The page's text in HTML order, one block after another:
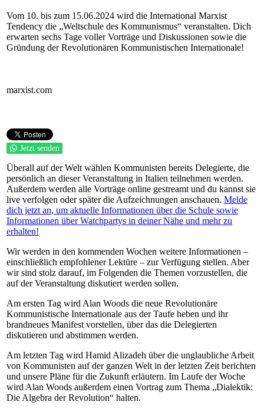
Vom 10. bis zum 15.06.2024 wird die International Marxist
Tendency die „Weltschule des Kommunismus“ veranstalten. Dich
erwarten sechs Tage voller Vorträge und Diskussionen sowie die
Gründung der Revolutionären Kommunistischen Internationale!
marxist.com
Jetzt senden
Überall auf der Welt wählen Kommunisten bereits Delegierte, die
persönlich an dieser Veranstaltung in Italien teilnehmen werden.
Außerdem werden alle Vorträge online gestreamt und du kannst sie
live verfolgen oder später die Aufzeichnungen anschauen. Melde
dich jetzt an, um aktuelle Informationen über die Schule sowie
Informationen über Watchpartys in deiner Nähe und mehr zu
erhalten!
Wir werden in den kommenden Wochen weitere Informationen –
einschließlich empfohlener Lektüre – zur Verfügung stellen. Aber
wir sind stolz darauf, im Folgenden die Themen vorzustellen, die
auf der Veranstaltung diskutiert werden sollen.
Am ersten Tag wird Alan Woods die neue Revolutionäre
Kommunistische Internationale aus der Taufe heben und ihr
brandneues Manifest vorstellen, über das die Delegierten
diskutieren und abstimmen werden.
Am letzten Tag wird Hamid Alizadeh über die unglaubliche Arbeit
von Kommunisten auf der ganzen Welt in der letzten Zeit berichten
und unsere Pläne für die Zukunft erläutern. Im Laufe der Woche
wird Alan Woods außerdem einen Vortrag zum Thema „Dialektik:
Die Algebra der Revolution“ halten.